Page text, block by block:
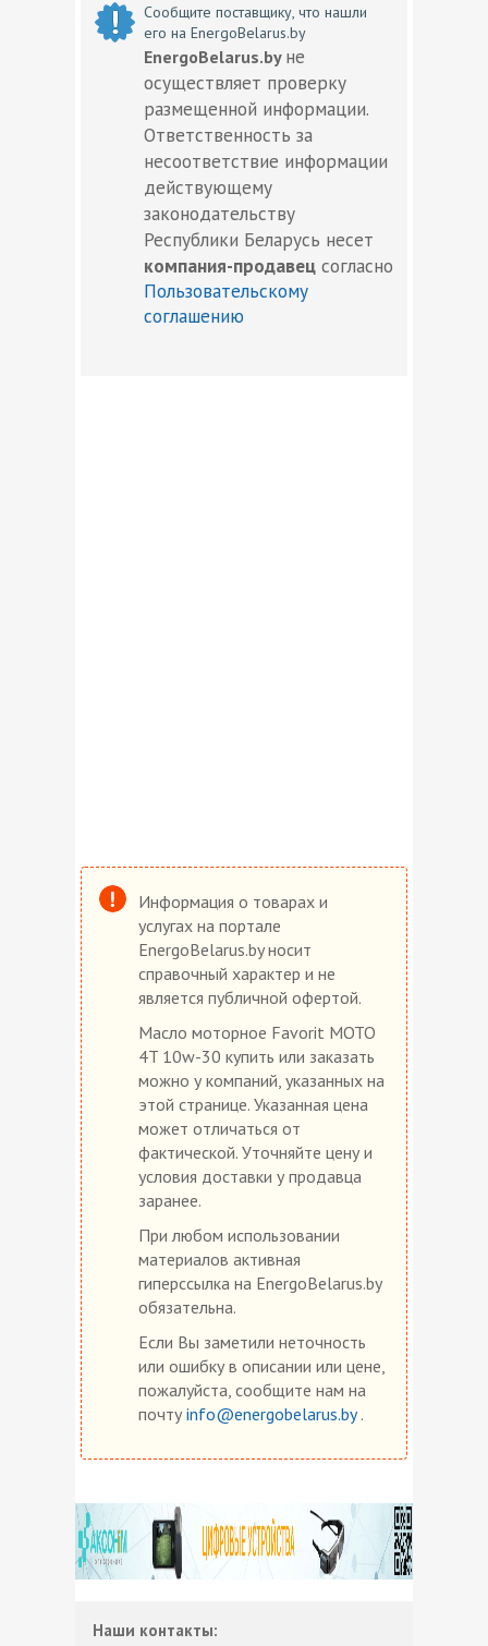
Сообщите поставщику, что нашли
его на EnergoBelarus.by
EnergoBelarus.by не
осуществляет проверку
размещенной информации.
Ответственность за
несоответствие информации
действующему
законодательству
Республики Беларусь несет
компания-продавец согласно
Пользовательскому
соглашению
Информация о товарах и
услугах на портале
EnergoBelarus.by носит
справочный характер и не
является публичной офертой.
Масло моторное Favorit MOTO
4T 10w-30 купить или заказать
можно у компаний, указанных на
этой странице. Указанная цена
может отличаться от
фактической. Уточняйте цену и
условия доставки у продавца
заранее.
При любом использовании
материалов активная
гиперссылка на EnergoBelarus.by
обязательна.
Если Вы заметили неточность
или ошибку в описании или цене,
пожалуйста, сообщите нам на
почту info@energobelarus.by.
Наши контакты: